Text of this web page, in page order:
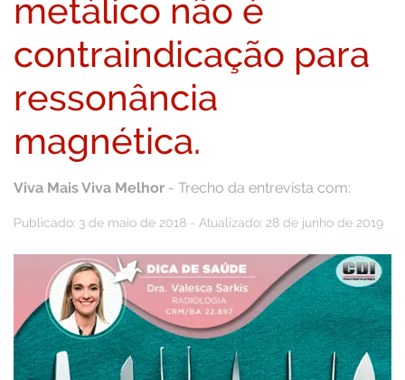
metálico não é
contraindicação para
ressonância
magnética.
Viva Mais Viva Melhor - Trecho da entrevista com:
Publicado: 3 de maio de 2018 - Atualizado: 28 de junho de 2019